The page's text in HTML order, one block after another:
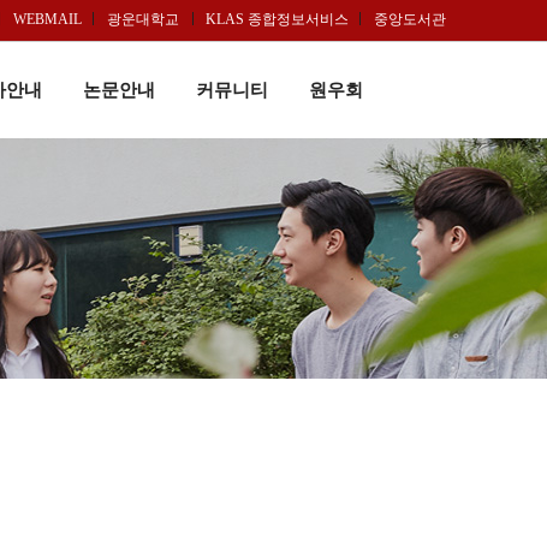
WEBMAIL 광운대학교 KLAS 종합정보서비스 중앙도서관
안내 논문안내 커뮤니티 원우회